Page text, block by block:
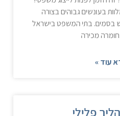
בעונשים גבוהים בצורה
בסמים. בתי המשפט בישראל
מכירה
עוד »
פלילי